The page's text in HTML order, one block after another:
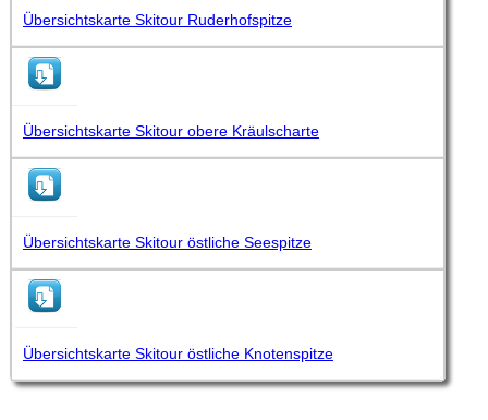
Übersichtskarte Skitour Ruderhofspitze
Übersichtskarte Skitour obere Kräulscharte
Übersichtskarte Skitour östliche Seespitze
Übersichtskarte Skitour östliche Knotenspitze